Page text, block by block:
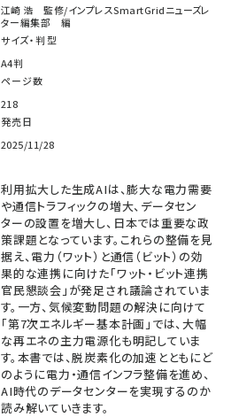
江崎 浩 監修/インプレスSmartGridニューズレ
ター編集部 編
サイズ・判型
A4判
ページ数
218
発売日
2025/11/28
利用拡大した生成AIは、膨大な電力需要
や通信トラフィックの増大、データセン
ターの設置を増大し、日本では重要な政
策課題となっています。これらの整備を見
据え、電力（ワット）と通信（ビット）の効
果的な連携に向けた「ワット・ビット連携
官民懇談会」が発足され議論されていま
す。一方、気候変動問題の解決に向けて
「第7次エネルギー基本計画」では、大幅
な再エネの主力電源化も明記していま
す。本書では、脱炭素化の加速とともにど
のように電力・通信インフラ整備を進め、
AI時代のデータセンターを実現するのか
読み解いていきます。